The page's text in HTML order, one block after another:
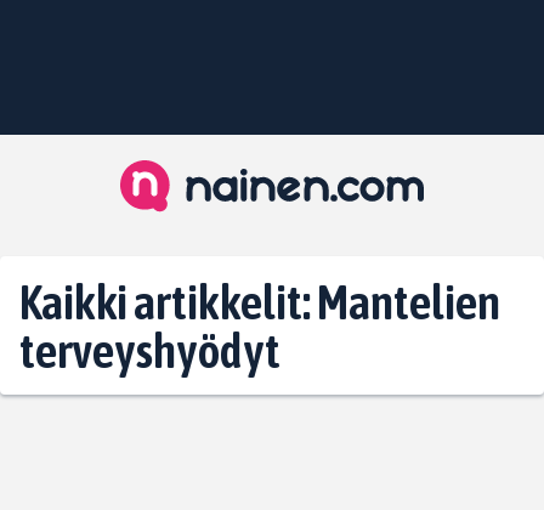
Kaikki artikkelit: Mantelien
terveyshyödyt